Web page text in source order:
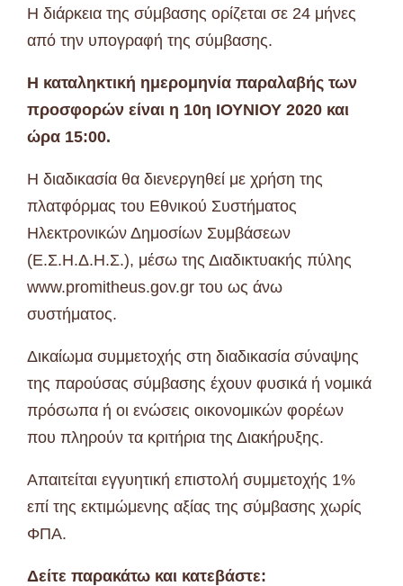
Η διάρκεια της σύμβασης ορίζεται σε 24 μήνες
από την υπογραφή της σύμβασης.
Η καταληκτική ημερομηνία παραλαβής των
προσφορών είναι η 10η ΙΟΥΝΙΟΥ 2020 και
ώρα 15:00.
Η διαδικασία θα διενεργηθεί με χρήση της
πλατφόρμας του Εθνικού Συστήματος
Ηλεκτρονικών Δημοσίων Συμβάσεων
(Ε.Σ.Η.Δ.Η.Σ.), μέσω της Διαδικτυακής πύλης
www.promitheus.gov.gr του ως άνω
συστήματος.
Δικαίωμα συμμετοχής στη διαδικασία σύναψης
της παρούσας σύμβασης έχουν φυσικά ή νομικά
πρόσωπα ή oι ενώσεις οικονομικών φορέων
που πληρούν τα κριτήρια της Διακήρυξης.
Απαιτείται εγγυητική επιστολή συμμετοχής 1%
επί της εκτιμώμενης αξίας της σύμβασης χωρίς
ΦΠΑ.
Δείτε παρακάτω και κατεβάστε: